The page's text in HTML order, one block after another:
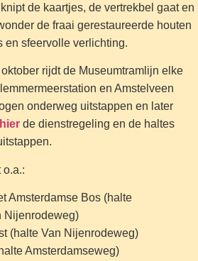
de kaartjes, de vertrekbel gaat en
de fraai gerestaureerde houten
en sfeervolle verlichting.
rijdt de Museumtramlijn elke
en Amstelveen
onderweg uitstappen en later
de dienstregeling en de haltes
o.a.:
Amsterdamse Bos (halte
Nijenrodeweg)
(halte Van Nijenrodeweg)
Amsterdamseweg)